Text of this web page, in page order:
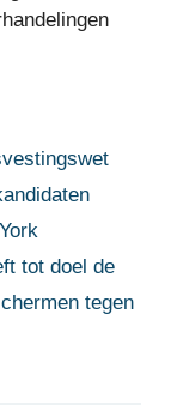
tot doel de
tegen